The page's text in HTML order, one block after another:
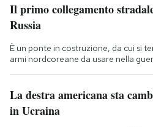
Il primo collegamento
Russia
È un ponte in costruzione, da cui si
armi nordcoreane da usare nella
La destra americana sta
in Ucraina